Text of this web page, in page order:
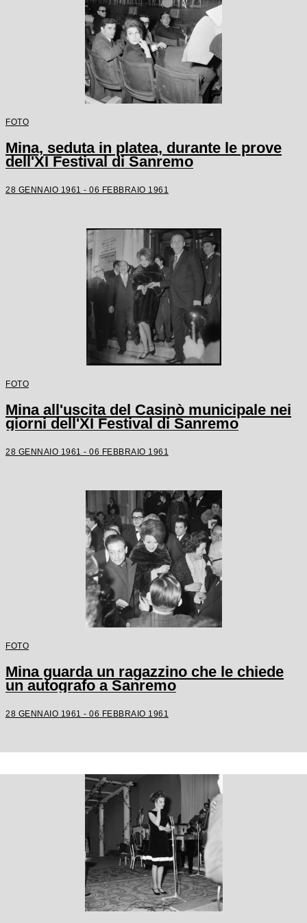
FOTO
Mina, seduta in platea, durante le prove
dell'XI Festival di Sanremo
28 GENNAIO 1961 - 06 FEBBRAIO 1961
FOTO
Mina all'uscita del Casinò municipale nei
giorni dell'XI Festival di Sanremo
28 GENNAIO 1961 - 06 FEBBRAIO 1961
FOTO
Mina guarda un ragazzino che le chiede
un autografo a Sanremo
28 GENNAIO 1961 - 06 FEBBRAIO 1961